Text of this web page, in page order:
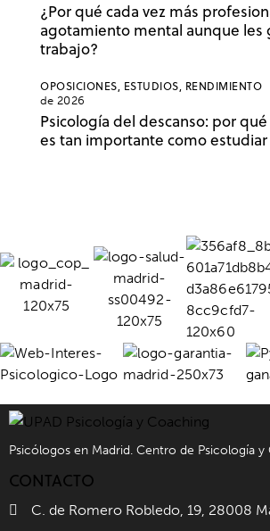
¿Por qué cada vez más
agotamiento mental aunque les
trabajo?
OPOSICIONES, ESTUDIOS, RENDIMIENTO
de 2026
Psicología del descanso: por
es tan importante como estudiar
Psicólogos en Madrid. Centro de Psicología y
CONTACTO
C. de Romero Robledo, 19, 28008